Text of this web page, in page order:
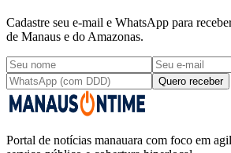
Cadastre seu e-mail e WhatsApp para
de Manaus e do Amazonas.
Quero receber
Portal de notícias manauara com foco em